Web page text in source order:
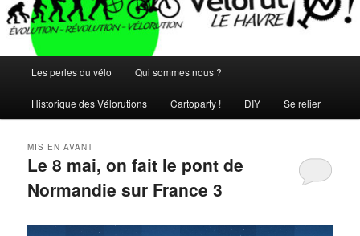
principal
Les perles du vélo Qui sommes nous ?
Historique des Vélorutions Cartoparty ! DIY Se relier
Le 8 mai, on fait le pont de
Normandie sur France 3
MIS EN AVANT